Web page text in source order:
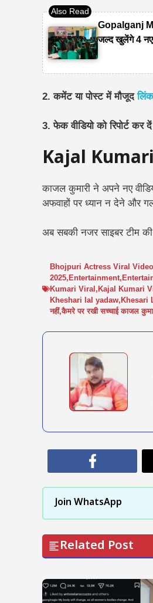
Gopalganj
जल्द खुलेंगे 4
2. कमेंट या पोस्ट में मौजूदलिंक
3. फेक वीडियो को रिपोर्ट कर दें
Kajal
काजल कुमारी ने अपने नए
अफवाहों पर ध्यान न देने और
अब सबकी नजर साइबर टीम की
Bhojpuri Actress Viral Video
2025, Entertainment,
Kumari Viral , Kajal Kumari
Kheshari lal yadaw, Khesari
नहीं,कैमरे पर रखी सच्चाई काजल
Join WhatsApp
Related Post